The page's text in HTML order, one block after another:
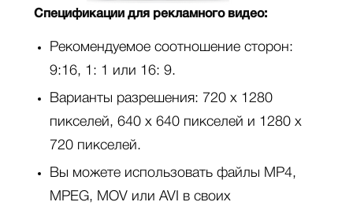
Спецификации для рекламного видео:
Рекомендуемое соотношение сторон:
9:16, 1: 1 или 16: 9.
Варианты разрешения: 720 x 1280
пикселей, 640 x 640 пикселей и 1280 x
720 пикселей.
Вы можете использовать файлы MP4,
MPEG, MOV или AVI в своих